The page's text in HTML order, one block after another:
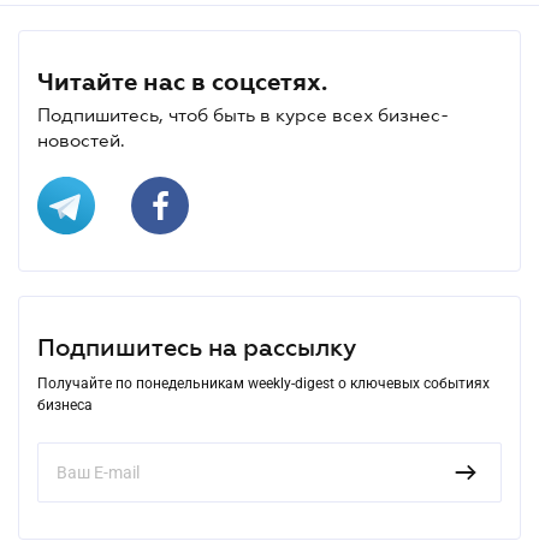
Читайте нас в соцсетях.
Подпишитесь, чтоб быть в курсе всех бизнес-
новостей.
Подпишитесь на рассылку
Получайте по понедельникам weekly-digest о ключевых событиях
бизнеса